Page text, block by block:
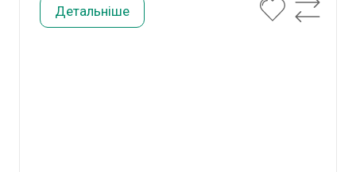
Детальніше